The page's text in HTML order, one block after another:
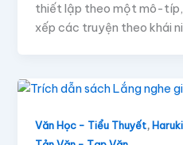
thiết lập theo một mô-típ,
xếp các truyện theo khái
Văn Học - Tiểu Thuyết,